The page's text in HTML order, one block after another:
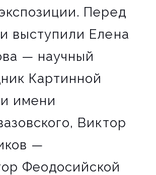
Перед
выступили Елена
— научный
Картинной
имени
Виктор
—
Феодосийской